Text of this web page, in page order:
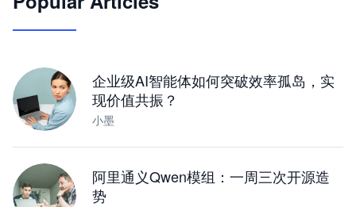
企业级AI智能体如何突破效率孤岛，实
现价值共振？
小墨
阿里通义Qwen模组：一周三次开源造
势